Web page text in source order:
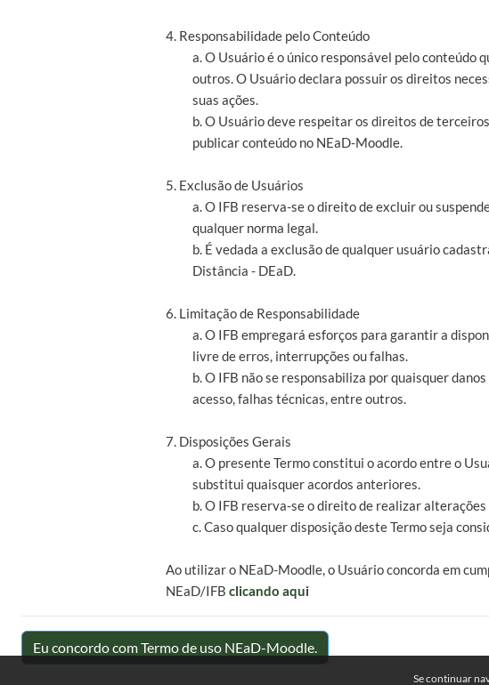
Se continuar
4. Responsabilidade pelo Conteúdo
a. O Usuário é o único responsável pelo conteúdo
outros. O Usuário declara possuir os direitos
suas ações.
b. O Usuário deve respeitar os direitos de
publicar conteúdo no NEaD-Moodle.
5. Exclusão de Usuários
a. O IFB reserva-se o direito de excluir ou
qualquer norma legal.
b. É vedada a exclusão de qualquer usuário
Distância - DEaD.
6. Limitação de Responsabilidade
a. O IFB empregará esforços para garantir a
livre de erros, interrupções ou falhas.
b. O IFB não se responsabiliza por quaisquer
acesso, falhas técnicas, entre outros.
7. Disposições Gerais
a. O presente Termo constitui o acordo entre o
substitui quaisquer acordos anteriores.
b. O IFB reserva-se o direito de realizar
c. Caso qualquer disposição deste Termo seja
Ao utilizar o NEaD-Moodle, o Usuário concorda em
NEaD/IFB clicando aqui
Eu concordo com Termo de uso NEaD-Moodle.